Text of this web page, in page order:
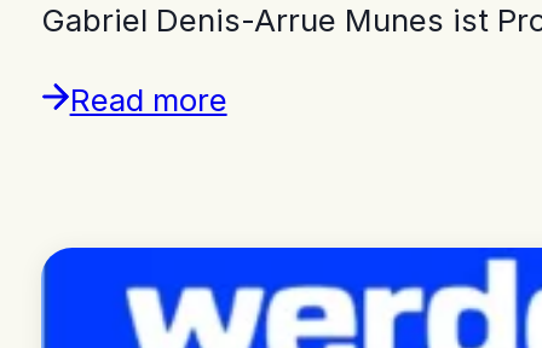
Gabriel Denis-Arrue Munes ist
Read more